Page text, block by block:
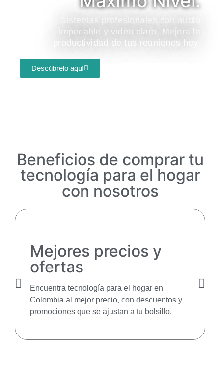
Sistemas profesionales con audio
impecable y video claro. Mejora la
productividad de tus reuniones hoy.
Descúbrelo aquí
Beneficios de comprar tu
tecnología para el hogar
con nosotros
Mejores precios y
ofertas
Encuentra tecnología para el hogar en
Colombia al mejor precio, con descuentos y
promociones que se ajustan a tu bolsillo.